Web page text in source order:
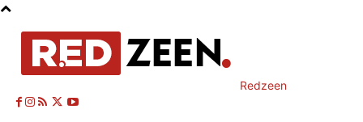
Redzeen